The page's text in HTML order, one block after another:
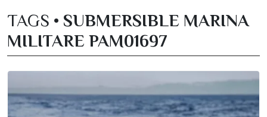
TAGS • SUBMERSIBLE MARINA
MILITARE PAM01697